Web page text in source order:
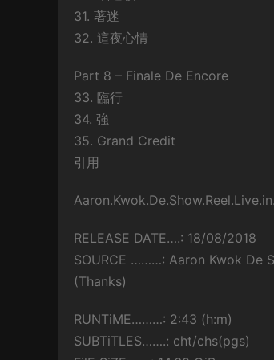
31. 著迷
32. 這夜心情
Part 8 – Finale De Encore
33. 臨行
34. 強
35. Grand Credit
引用
RELEASE DATE….: 18/08/2018
SOURCE ………: Aaron Kwok De
(Thanks)
RUNTiME………: 2:43 (h:m)
SUBTiTLES…….: cht/chs(pgs)